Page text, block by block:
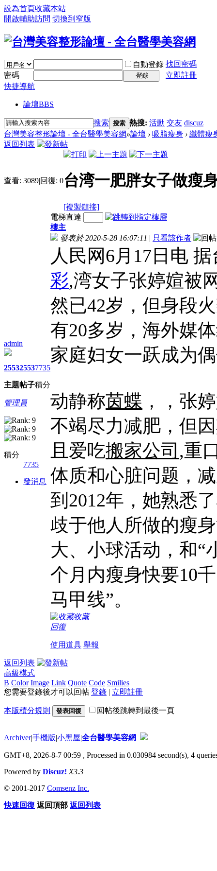
設為首頁收藏本站
開啟輔助訪問 切換到窄版
自動登錄 找回密碼
密碼
登錄
立即註冊
快捷導航
論壇BBS
搜索 搜索 熱搜: 活動 交友 discuz
台灣美容整形論壇 - 全台醫學美容網»論壇 › 吸脂瘦身 › 纖體瘦
返回列表
查看: 3089|回復: 0台湾一肥胖女子做瘦
[複製鏈接]
admin
2553
主題
2553
帖子
7735
積分
管理員
積分
7735
發消息
電梯直達
樓主
發表於 2020-5-28 16:07:11 | 只看該作者
人民网6月17日电
彩,湾女子张婷媗被
然已42岁，但身段
有20多岁，海外媒
家庭妇女一跃成为
动静称茵蝶 ，，张
不竭尽力减肥，但
且爱吃搬家公司 ,重
体质和心脏问题，
到2012年，她熟悉
歧于他人所做的瘦
大、小球活动，和“
个月内瘦身快要10
马甲线”。
收藏
回復
使用道具 舉報
返回列表
高級模式
B Color Image Link Quote Code Smilies
您需要登錄後才可以回帖 登錄 | 立即註冊
本版積分規則 發表回復 回帖後跳轉到最後一頁
Archiver|手機版|小黑屋|全台醫學美容網
GMT+8, 2026-8-7 00:59 , Processed in 0.030984 second(s), 4
Powered by Discuz! X3.3
© 2001-2017 Comsenz Inc.
快速回復 返回頂部 返回列表